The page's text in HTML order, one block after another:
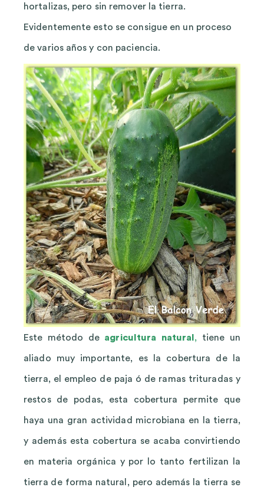
hortalizas, pero sin remover la tierra.
Evidentemente esto se consigue en un proceso
de varios años y con paciencia.
Este método de agricultura natural , tiene un
aliado muy importante, es la cobertura de la
tierra, el empleo de paja ó de ramas trituradas y
restos de podas, esta cobertura permite que
haya una gran actividad microbiana en la tierra,
y además esta cobertura se acaba convirtiendo
en materia orgánica y por lo tanto fertilizan la
tierra de forma natural, pero además la tierra se